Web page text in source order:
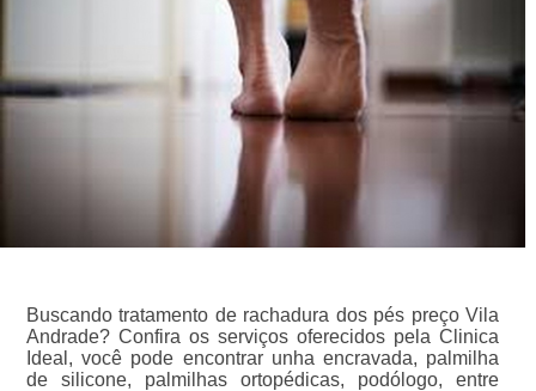
Buscando tratamento de rachadura dos pés preço Vila
Andrade? Confira os serviços oferecidos pela Clinica
Ideal, você pode encontrar unha encravada, palmilha
de silicone, palmilhas ortopédicas, podólogo, entre